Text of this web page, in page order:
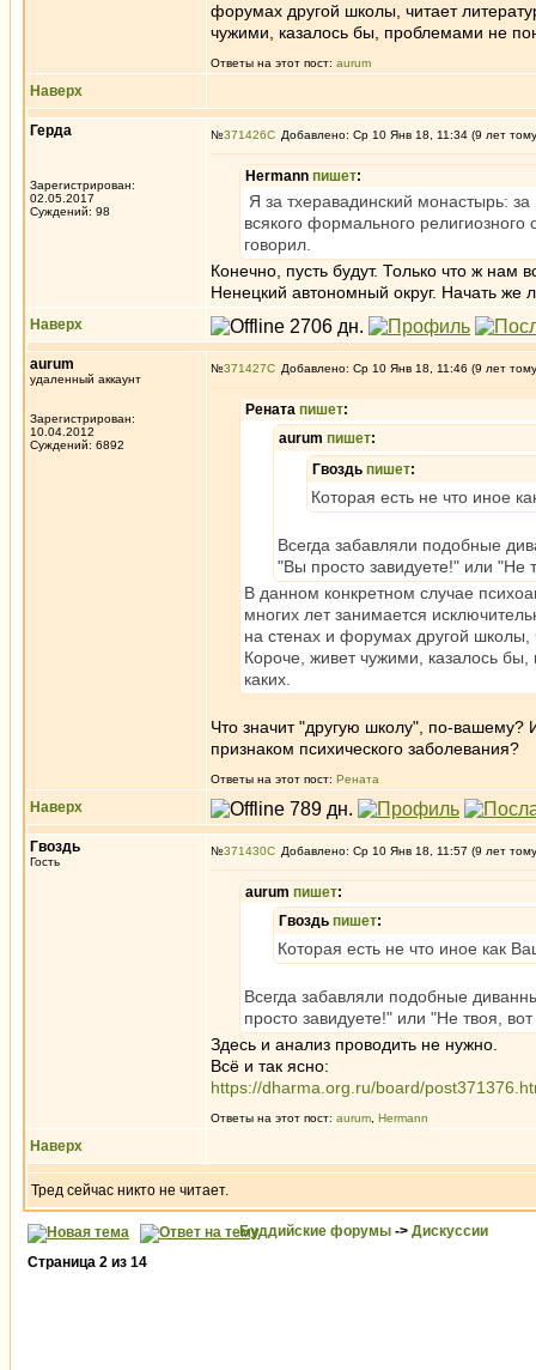
форумах другой школы, читает
чужими, казалось бы, проблемами не
Ответы на этот пост: aurum
Наверх
Герда
Зарегистрирован:
02.05.2017
Суждений: 98
№371426 Добавлено: Ср 10 Янв 18, 11:34 (9 лет
Hermann пишет:
Я за тхеравадинский монастырь:
всякого формального
говорил.
Конечно, пусть будут. Только что ж
Ненецкий автономный округ. Начать же
Наверх
aurum
удаленный аккаунт
Зарегистрирован:
10.04.2012
Суждений: 6892
№371427 Добавлено: Ср 10 Янв 18, 11:46 (9 лет
Рената пишет:
aurum пишет:
Гвоздь пишет:
Которая есть не что иное
Всегда забавляли подобные
"Вы просто завидуете!" или "Не
В данном конкретном случае
многих лет занимается
на стенах и форумах другой школы,
Короче, живет чужими, казалось
каких.
Что значит "другую школу", по-вашему?
признаком психического заболевания?
Ответы на этот пост: Рената
Наверх
Гвоздь
Гость
№371430 Добавлено: Ср 10 Янв 18, 11:57 (9 лет
aurum пишет:
Гвоздь пишет:
Которая есть не что иное как
Всегда забавляли подобные
просто завидуете!" или "Не твоя,
Здесь и анализ проводить не нужно.
Всё и так ясно:
https://dharma.org.ru/board/
Ответы на этот пост: aurum Hermann
Наверх
Тред сейчас никто не читает.
Буддийские форумы -> Дискуссии
Страница 2 из 14